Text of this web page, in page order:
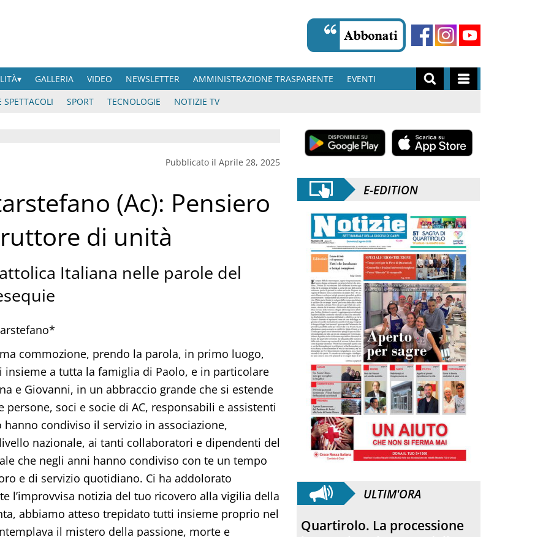
GALLERIA VIDEO NEWSLETTER AMMINISTRAZIONE TRASPARENTE
EVENTI
SPETTACOLI SPORT TECNOLOGIE NOTIZIE TV
Pubblicato il Aprile 28, 2025
(Ac): Pensiero
di unità
Italiana nelle parole del
commozione, prendo la parola, in primo luogo,
insieme a tutta la famiglia di Paolo, e in particolare
e Giovanni, in un abbraccio grande che si estende
persone, soci e socie di AC, responsabili e assistenti
hanno condiviso il servizio in associazione,
nazionale, ai tanti collaboratori e dipendenti del
che negli anni hanno condiviso con te un tempo
e di servizio quotidiano. Ci ha addolorato
l’improvvisa notizia del tuo ricovero alla vigilia della
abbiamo atteso trepidato tutti insieme proprio nel
il mistero della passione, morte e
E-EDITION
ULTIM'ORA
Anniversario. Hiroshima e